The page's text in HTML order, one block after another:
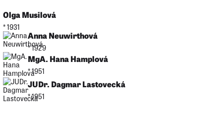
Olga Musilová
* 1931
Anna Neuwirthová
* 1929
MgA. Hana Hamplová
* 1951
JUDr. Dagmar Lastovecká
* 1951